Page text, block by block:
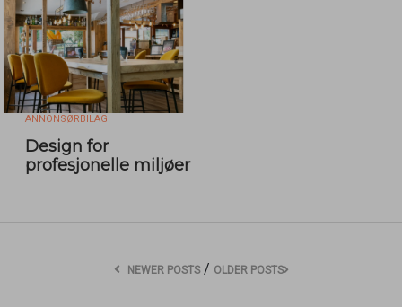
ANNONSØRBILAG
Design for
profesjonelle miljøer
NEWER POSTS / OLDER POSTS